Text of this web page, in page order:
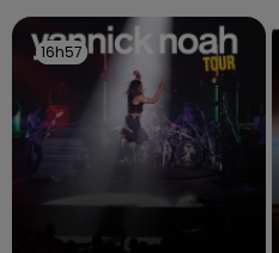
16h57
16h57